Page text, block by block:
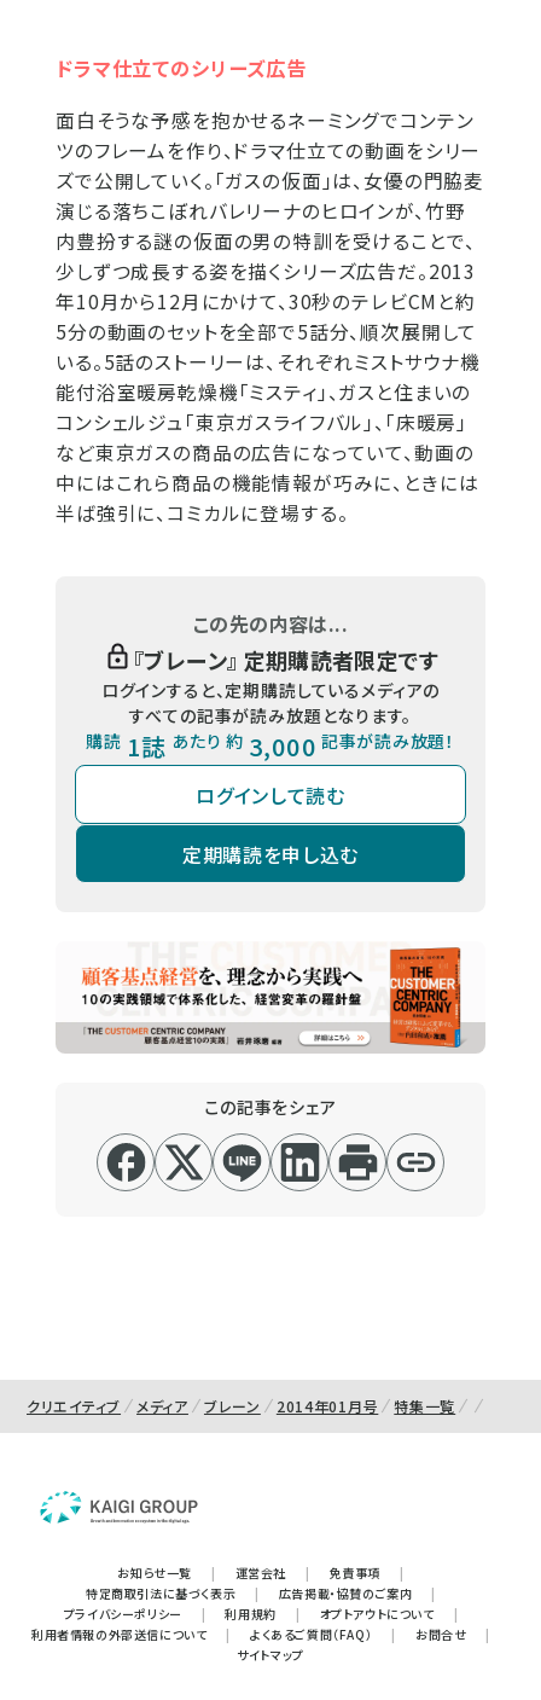
ドラマ仕立てのシリーズ広告
面白そうな予感を抱かせるネーミングでコンテン
ツのフレームを作り、ドラマ仕立ての動画をシリー
ズで公開していく。「ガスの仮面」は、女優の門脇麦
演じる落ちこぼれバレリーナのヒロインが、竹野
内豊扮する謎の仮面の男の特訓を受けることで、
少しずつ成長する姿を描くシリーズ広告だ。2013
年10月から12月にかけて、30秒のテレビCMと約
5分の動画のセットを全部で5話分、順次展開して
いる。5話のストーリーは、それぞれミストサウナ機
能付浴室暖房乾燥機「ミスティ」、ガスと住まいの
コンシェルジュ「東京ガスライフバル」、「床暖房」
など東京ガスの商品の広告になっていて、動画の
中にはこれら商品の機能情報が巧みに、ときには
半ば強引に、コミカルに登場する。
この先の内容は...
『ブレーン』 定期購読者限定です
ログインすると、定期購読しているメディアの
すべての記事が読み放題となります。
購読 1誌 あたり 約 3,000 記事が読み放題！
ログインして読む
定期購読を申し込む
この記事をシェア
クリエイティブ メディア ブレーン 2014年01月号 特集一覧
お知らせ一覧 | 運営会社 | 免責事項
|
特定商取引法に基づく表示
| 広告掲載・協賛のご案内
|
プライバシーポリシー
| 利用規約 | オプトアウトについて
|
利用者情報の外部送信について
| よくあるご質問（FAQ） | お問合せ
|
サイトマップ